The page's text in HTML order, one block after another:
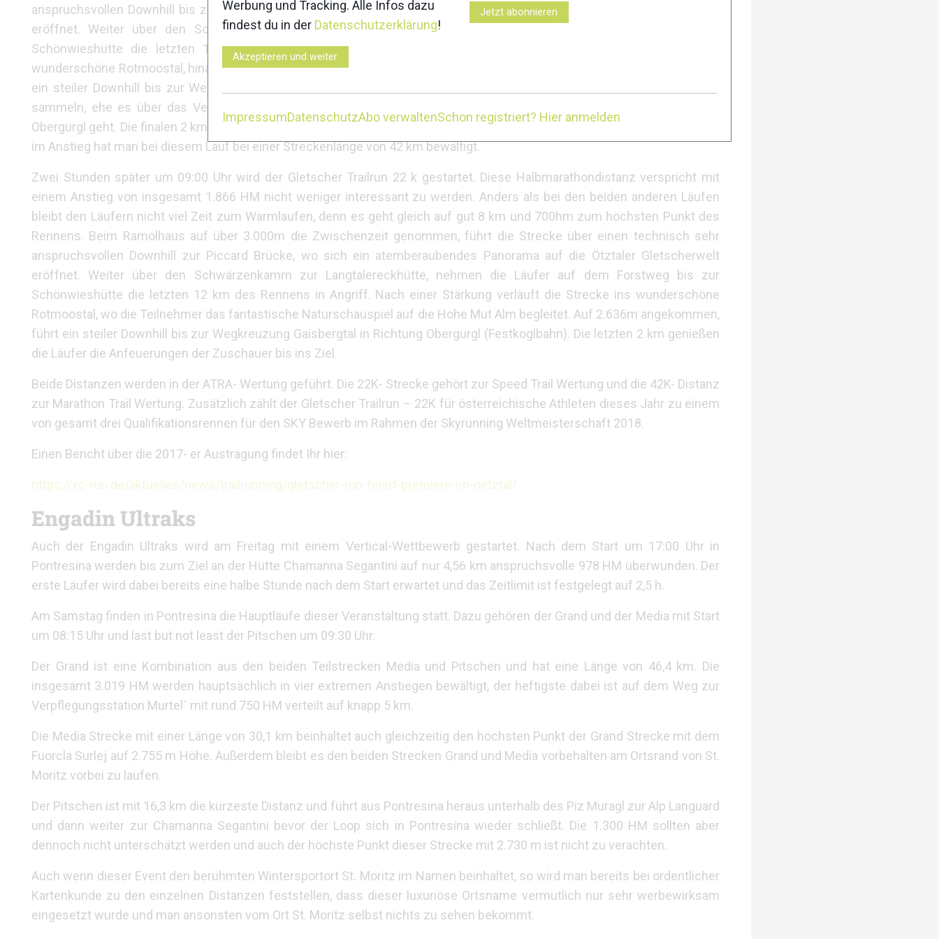
anspruchsvollen Downhill bis zur Piccard Brücke, wo sich ein atemberaubendes Panorama auf die Ötztaler Gletscherwelt
eröffnet. Weiter über den Schwärzenkamm zur Langtalereckhütte, nehmen die Läufer auf dem Forstweg bis zur
Schönwieshütte die letzten 17 km des Rennens in Angriff. Nach der nächsten Verpflegungsstation geht es ins
wunderschöne Rotmoostal, hinauf zur Hohen Mut Alm. Auf 2.636m angekommen, genießen die Läufer das Panorama, bevor
ein steiler Downhill bis zur Wegkreuzung Gaisbergtal in Richtung Festkogl führt. Hier gilt es, noch einmal alle Körner zu
sammeln, ehe es über das Verwall- und Königstal, zum letzten Downhilltrail durch einen schönen Zirbenwald Richtung
Obergurgl geht. Die finalen 2 km genießen die Teilnehmer die Anfeuerungen der Zuschauer bis ins Ziel. Insgesamt 2.771 HM
im Anstieg hat man bei diesem Lauf bei einer Streckenlänge von 42 km bewältigt.
Zwei Stunden später um 09:00 Uhr wird der Gletscher Trailrun 22 k gestartet. Diese Halbmarathondistanz verspricht mit
einem Anstieg von insgesamt 1.866 HM nicht weniger interessant zu werden. Anders als bei den beiden anderen Läufen
bleibt den Läufern nicht viel Zeit zum Warmlaufen, denn es geht gleich auf gut 8 km und 700hm zum höchsten Punkt des
Rennens. Beim Ramolhaus auf über 3.000m die Zwischenzeit genommen, führt die Strecke über einen technisch sehr
anspruchsvollen Downhill zur Piccard Brücke, wo sich ein atemberaubendes Panorama auf die Ötztaler Gletscherwelt
eröffnet. Weiter über den Schwärzenkamm zur Langtalereckhütte, nehmen die Läufer auf dem Forstweg bis zur
Schönwieshütte die letzten 12 km des Rennens in Angriff. Nach einer Stärkung verläuft die Strecke ins wunderschöne
Rotmoostal, wo die Teilnehmer das fantastische Naturschauspiel auf die Hohe Mut Alm begleitet. Auf 2.636m angekommen,
führt ein steiler Downhill bis zur Wegkreuzung Gaisbergtal in Richtung Obergurgl (Festkoglbahn). Die letzten 2 km genießen
die Läufer die Anfeuerungen der Zuschauer bis ins Ziel.
Beide Distanzen werden in der ATRA- Wertung geführt. Die 22K- Strecke gehört zur Speed Trail Wertung und die 42K- Distanz
zur Marathon Trail Wertung. Zusätzlich zählt der Gletscher Trailrun – 22K für österreichische Athleten dieses Jahr zu einem
von gesamt drei Qualifikationsrennen für den SKY Bewerb im Rahmen der Skyrunning Weltmeisterschaft 2018.
Einen Bericht über die 2017- er Austragung findet Ihr hier:
https://xc-run.de/aktuelles/news/trailrunning/gletscher-run-feiert-premiere-im-oetztal/
Engadin Ultraks
Auch der Engadin Ultraks wird am Freitag mit einem Vertical-Wettbewerb gestartet. Nach dem Start um 17:00 Uhr in
Pontresina werden bis zum Ziel an der Hütte Chamanna Segantini auf nur 4,56 km anspruchsvolle 978 HM überwunden. Der
erste Läufer wird dabei bereits eine halbe Stunde nach dem Start erwartet und das Zeitlimit ist festgelegt auf 2,5 h.
Am Samstag finden in Pontresina die Hauptläufe dieser Veranstaltung statt. Dazu gehören der Grand und der Media mit Start
um 08:15 Uhr und last but not least der Pitschen um 09:30 Uhr.
Der Grand ist eine Kombination aus den beiden Teilstrecken Media und Pitschen und hat eine Länge von 46,4 km. Die
insgesamt 3.019 HM werden hauptsächlich in vier extremen Anstiegen bewältigt, der heftigste dabei ist auf dem Weg zur
Verpflegungsstation Murtel´ mit rund 750 HM verteilt auf knapp 5 km.
Die Media Strecke mit einer Länge von 30,1 km beinhaltet auch gleichzeitig den höchsten Punkt der Grand Strecke mit dem
Fuorcla Surlej auf 2.755 m Höhe. Außerdem bleibt es den beiden Strecken Grand und Media vorbehalten am Ortsrand von St.
Moritz vorbei zu laufen.
Der Pitschen ist mit 16,3 km die kürzeste Distanz und führt aus Pontresina heraus unterhalb des Piz Muragl zur Alp Languard
und dann weiter zur Chamanna Segantini bevor der Loop sich in Pontresina wieder schließt. Die 1.300 HM sollten aber
dennoch nicht unterschätzt werden und auch der höchste Punkt dieser Strecke mit 2.730 m ist nicht zu verachten.
Auch wenn dieser Event den berühmten Wintersportort St. Moritz im Namen beinhaltet, so wird man bereits bei ordentlicher
Kartenkunde zu den einzelnen Distanzen feststellen, dass dieser luxuriöse Ortsname vermutlich nur sehr werbewirksam
eingesetzt wurde und man ansonsten vom Ort St. Moritz selbst nichts zu sehen bekommt.
Werbung und Tracking. Alle Infos dazu
findest du in der Datenschutzerklärung!
Akzeptieren und weiter
Jetzt abonnieren
ImpressumDatenschutzAbo verwaltenSchon registriert? Hier anmelden